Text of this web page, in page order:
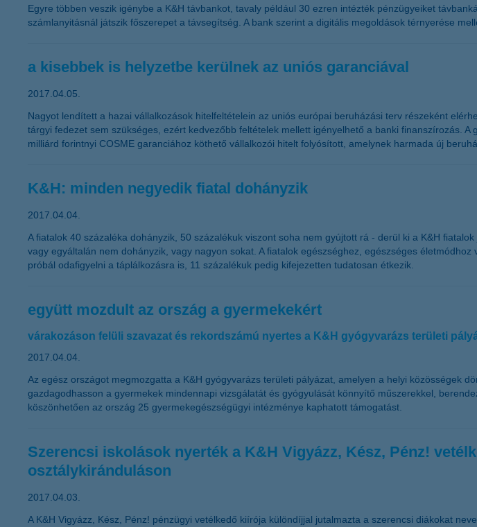
Egyre többen veszik igénybe a K&H távbankot, tavaly például 30 ezren intézték pénzügyeiket
számlanyitásnál játszik főszerepet a távsegítség. A bank szerint a digitális megoldások térnyerése
a kisebbek is helyzetbe kerülnek az uniós garanciával
2017.04.05.
Nagyot lendített a hazai vállalkozások hitelfeltételein az uniós európai beruházási terv részeként
tárgyi fedezet sem szükséges, ezért kedvezőbb feltételek mellett igényelhető a banki finanszírozás.
milliárd forintnyi COSME garanciához köthető vállalkozói hitelt folyósított, amelynek harmada új
K&H: minden negyedik fiatal dohányzik
2017.04.04.
A fiatalok 40 százaléka dohányzik, 50 százalékuk viszont soha nem gyújtott rá - derül ki a K&H
vagy egyáltalán nem dohányzik, vagy nagyon sokat. A fiatalok egészséghez, egészséges
próbál odafigyelni a táplálkozásra is, 11 százalékuk pedig kifejezetten tudatosan étkezik.
együtt mozdult az ország a gyermekekért
várakozáson felüli szavazat és rekordszámú nyertes a K&H gyógyvarázs területi
2017.04.04.
Az egész országot megmozgatta a K&H gyógyvarázs területi pályázat, amelyen a helyi közösségek
gazdagodhasson a gyermekek mindennapi vizsgálatát és gyógyulását könnyítő műszerekkel,
köszönhetően az ország 25 gyermekegészségügyi intézménye kaphatott támogatást.
Szerencsi iskolások nyerték a K&H Vigyázz, Kész, Pénz!
osztálykiránduláson
2017.04.03.
A K&H Vigyázz, Kész, Pénz! pénzügyi vetélkedő kiírója különdíjjal jutalmazta a szerencsi diákokat